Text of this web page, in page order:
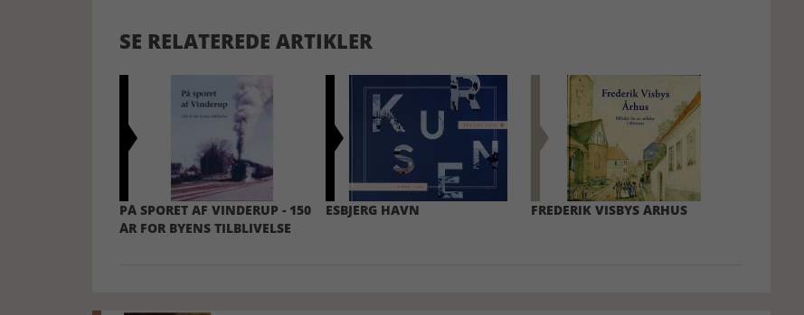
SE RELATEREDE ARTIKLER
PÅ SPORET AF VINDERUP - 150
ÅR FOR BYENS TILBLIVELSE
ESBJERG HAVN FREDERIK VISBYS ÅRHUS